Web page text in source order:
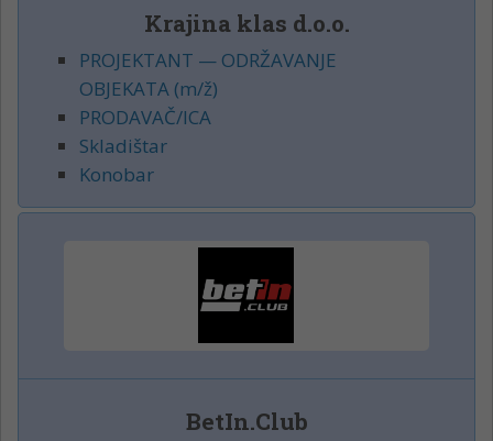
Krajina klas d.o.o.
PROJEKTANT — ODRŽAVANJE
OBJEKATA (m/ž)
PRODAVAČ/ICA
Skladištar
Konobar
BetIn.Club